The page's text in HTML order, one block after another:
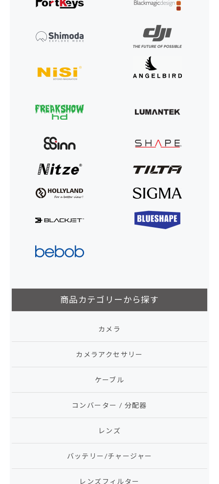
商品カテゴリーから探す
カメラ
カメラアクセサリー
ケーブル
コンバーター / 分配器
レンズ
バッテリー/チャージャー
レンズフィルター